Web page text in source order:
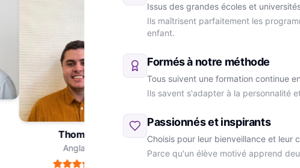
Thomas
Anglais
Marie
Issus des grandes écoles et
Ils maîtrisent parfaitement les
enfant.
Formés à notre méthode
Tous suivent une formation continue
Ils savent s'adapter à la personnalité
Passionnés et inspirants
Choisis pour leur bienveillance et leur
Parce qu'un élève motivé apprend